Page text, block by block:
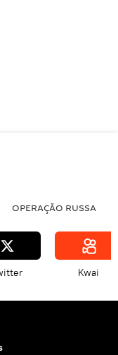
OPERAÇÃO RUSSA
Kwai